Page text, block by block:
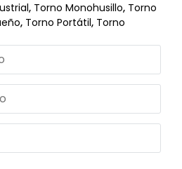
, Torno Monohusillo, Torno
, Torno Portátil, Torno